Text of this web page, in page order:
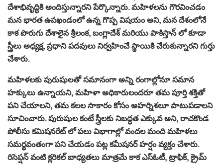
దేశాభివృద్ధికి అందిస్తున్నారని పేర్కొన్నారు. మహిళలను గౌరవించడం
మన భారత ఉపఖండంలో ఉన్న గొప్ప విషయం అని, మన దేశంలోనే
కాక పొరుగు దేశాలైన శ్రీలంక, బంగ్లాదేశ్ మరియు పాకిస్తాన్ లో కూడా
స్త్రీలు అధ్యక్ష, ప్రధాని పదవులు నిర్వహించే స్థాయికి చేరుకున్నారని గుర్తు
చేశారు.
మహిళలకు పురుషులతో సమానంగా అన్ని రంగాల్లోనూ సమాన
హక్కులు ఉన్నాయని, మహిళా అధికారులందరూ తమ పూర్తి శక్తితో
పని చేయాలని, తమ కలల సాకారం కోసం అహర్నిశలూ పాటుపడాలని
సూచించారు. పురుషుల కంటే స్త్రీలకు నిబద్ధత ఎక్కువ అని, రాచకొండ
పోలీసు కమిషనరేట్ లో పలు విభాగాల్లో వందల మంది మహిళలు
సమర్థవంతంగా పని చేయడం పట్ల కమీషనర్ హర్షం వ్యక్తం చేశారు.
రిసెప్షన్ వంటి క్లరికల్ బాధ్యతలు మాత్రమే కాక ఎస్ఓటీ, ట్రాఫిక్, క్రైమ్